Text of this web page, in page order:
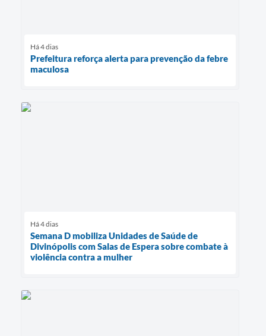
Há 4 dias
Prefeitura reforça alerta para prevenção da febre
maculosa
Há 4 dias
Semana D mobiliza Unidades de Saúde de
Divinópolis com Salas de Espera sobre combate à
violência contra a mulher